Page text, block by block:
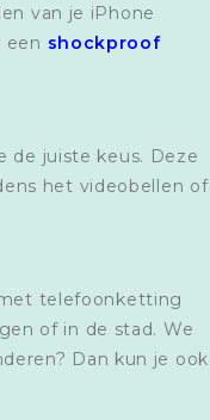
van je iPhone
een shockproof
de juiste keus. Deze
het videobellen of
telefoonketting
of in de stad. We
Dan kun je ook